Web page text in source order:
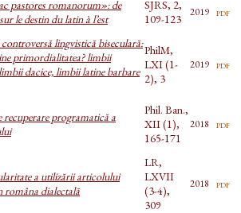
pastores romanorum»: de
le destin du latin à l’est
SJRS, 2,
109-123
2019 pdf
lingvistică biseculară:
primordialitatea? limbii
dacice, limbii latine barbare
PhilM,
LXI (1-
2), 3
2019 pdf
recuperare programatică a
Phil. Ban.,
XII (1),
165-171
2018 pdf
a utilizării articolului
româna dialectală
LR,
LXVII
(3-4),
309
2018 pdf